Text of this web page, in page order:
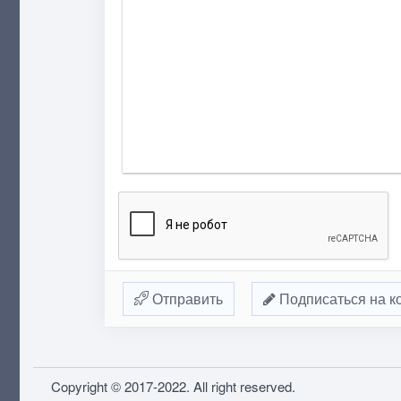
Отправить Подписаться на
Copyright © 2017-2022. All right reserved.